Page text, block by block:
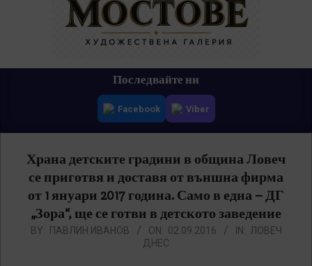
Последвайте ни
Facebook Viber
Храна детските градини в община Ловеч
се приготвя и доставя от външна фирма
от 1 януари 2017 година. Само в една – ДГ
„Зора“, ще се готви в детското заведение
BY: ПАВЛИН ИВАНОВ ON: 02.09.2016 IN: ЛОВЕЧ
ДНЕС